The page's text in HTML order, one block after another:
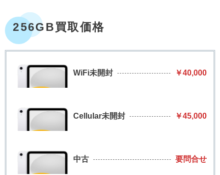
256GB買取価格
WiFi未開封 ￥40,000
Cellular未開封 ￥45,000
中古 要問合せ